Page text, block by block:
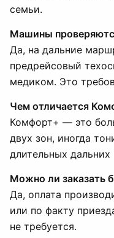
семьи.
Машины
Да, на дальние
предрейсовый
медиком. Это
Чем отличается
Комфорт+ — это
двух зон, иногда
длительных
Можно ли заказать
Да, оплата
или по факту
не требуется.